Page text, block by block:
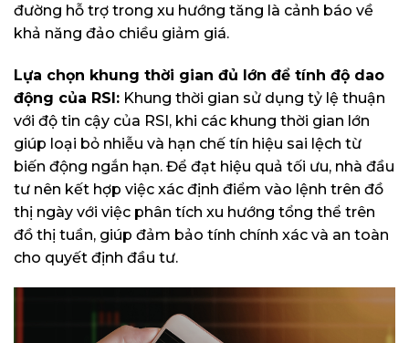
đường hỗ trợ trong xu hướng tăng là cảnh báo về
khả năng đảo chiều giảm giá.
Lựa chọn khung thời gian đủ lớn để tính độ dao
động của RSI: Khung thời gian sử dụng tỷ lệ thuận
với độ tin cậy của RSI, khi các khung thời gian lớn
giúp loại bỏ nhiễu và hạn chế tín hiệu sai lệch từ
biến động ngắn hạn. Để đạt hiệu quả tối ưu, nhà đầu
tư nên kết hợp việc xác định điểm vào lệnh trên đồ
thị ngày với việc phân tích xu hướng tổng thể trên
đồ thị tuần, giúp đảm bảo tính chính xác và an toàn
cho quyết định đầu tư.